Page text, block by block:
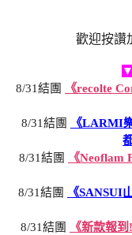
歡迎按讚
8/31結團
《recolte
8/31結團
《LARMI
8/31結團
《
8/31結團
《SANSUI
8/31結團
《新款報